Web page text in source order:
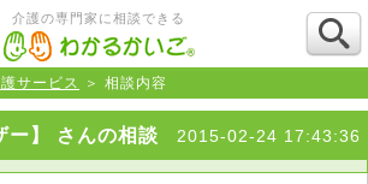
介護の専門家に相談できる
サービス ＞ 相談内容
ー】 さんの相談 2015-02-24 17:43:36